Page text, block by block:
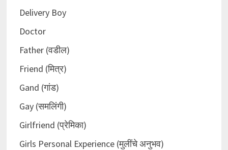
Delivery Boy
Doctor
Father (वडील)
Friend (मित्र)
Gand (गांड)
Gay (समलिंगी)
Girlfriend (प्रेमिका)
Girls Personal Experience (मुलींचे अनुभव)